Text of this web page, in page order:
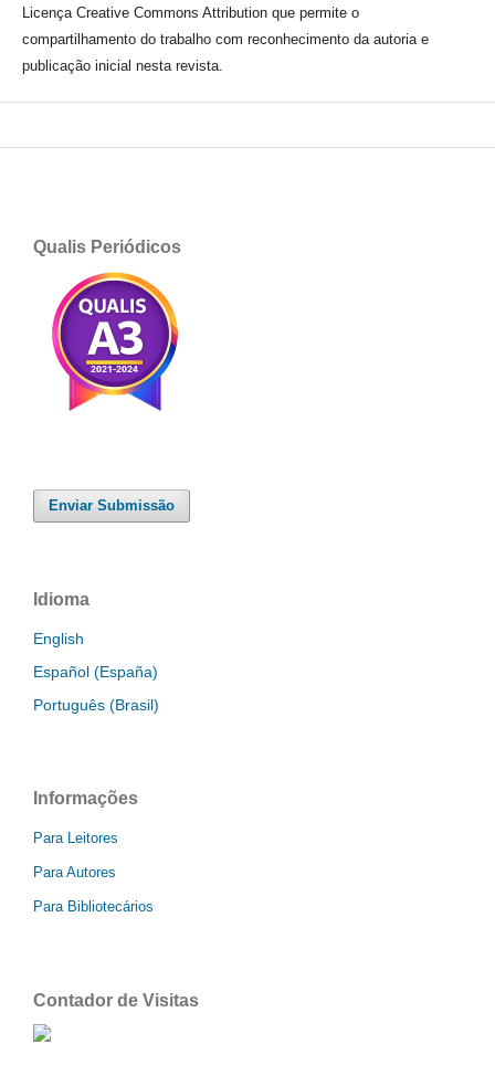
Licença Creative Commons Attribution que permite o
compartilhamento do trabalho com reconhecimento da autoria e
publicação inicial nesta revista.
Qualis Periódicos
Enviar Submissão
Idioma
English
Español (España)
Português (Brasil)
Informações
Para Leitores
Para Autores
Para Bibliotecários
Contador de Visitas